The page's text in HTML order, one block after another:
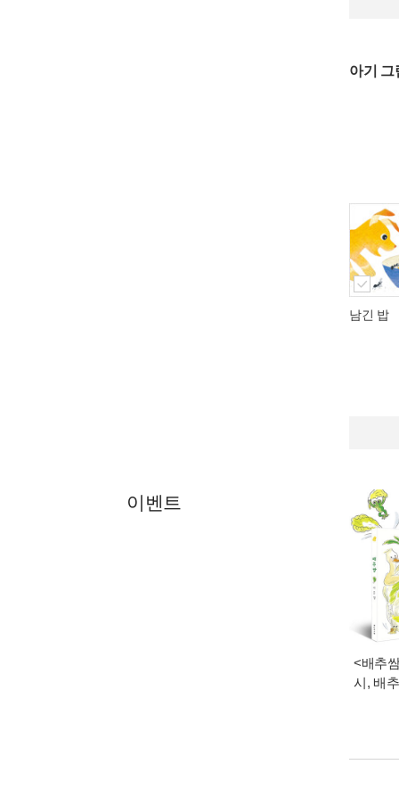
아기 그
남긴 밥
이벤트
<배추
시, 배